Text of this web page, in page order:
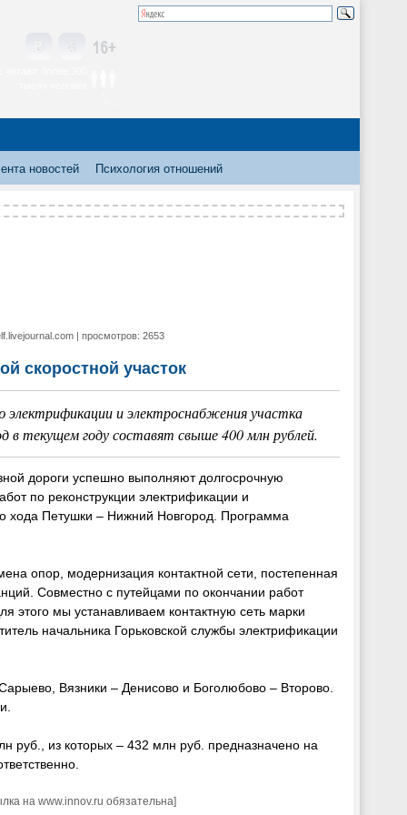
новостей Психология отношений
| просмотров: 2653
скоростной участок
электрификации и электроснабжения участка
текущем году составят свыше 400 млн рублей.
дороги успешно выполняют долгосрочную
по реконструкции электрификации и
хода Петушки – Нижний Новгород. Программа
опор, модернизация контактной сети, постепенная
Совместно с путейцами по окончании работ
этого мы устанавливаем контактную сеть марки
начальника Горьковской службы электрификации
Вязники – Денисово и Боголюбово – Второво.
руб., из которых – 432 млн руб. предназначено на
на www.innov.ru обязательна]